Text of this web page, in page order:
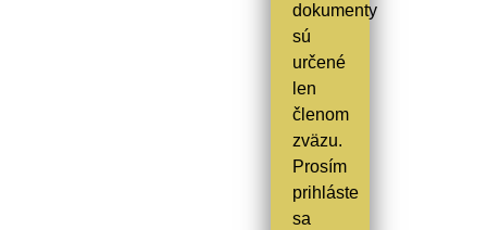
dokumenty
sú
určené
len
členom
zväzu.
Prosím
prihláste
sa